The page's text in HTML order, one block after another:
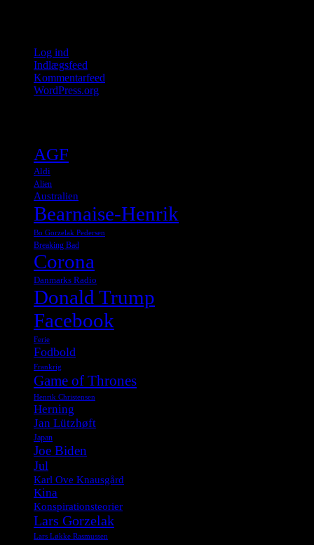
Log ind
Indlægsfeed
Kommentarfeed
WordPress.org
AGF
Aldi
Alien
Australien
Bearnaise-Henrik
Bo Gorzelak Pedersen
Breaking Bad
Corona
Danmarks Radio
Donald Trump
Facebook
Ferie
Fodbold
Frankrig
Game of Thrones
Henrik Christensen
Herning
Jan Lützhøft
Japan
Joe Biden
Jul
Karl Ove Knausgård
Kina
Konspirationsteorier
Lars Gorzelak
Lars Løkke Rasmussen